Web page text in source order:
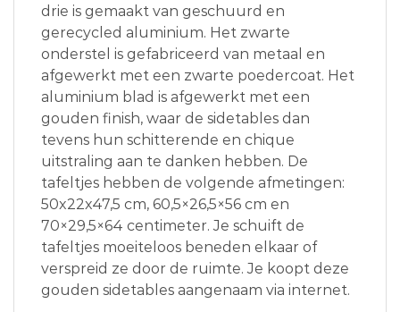
drie is gemaakt van geschuurd en
gerecycled aluminium. Het zwarte
onderstel is gefabriceerd van metaal en
afgewerkt met een zwarte poedercoat. Het
aluminium blad is afgewerkt met een
gouden finish, waar de sidetables dan
tevens hun schitterende en chique
uitstraling aan te danken hebben. De
tafeltjes hebben de volgende afmetingen:
50x22x47,5 cm, 60,5×26,5×56 cm en
70×29,5×64 centimeter. Je schuift de
tafeltjes moeiteloos beneden elkaar of
verspreid ze door de ruimte. Je koopt deze
gouden sidetables aangenaam via internet.